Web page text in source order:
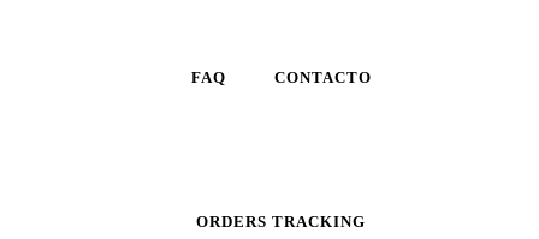
FAQ CONTACTO
ORDERS TRACKING